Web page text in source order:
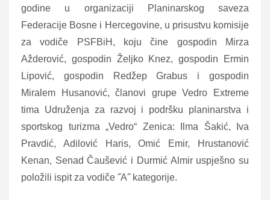
godine u organizaciji Planinarskog saveza
Federacije Bosne i Hercegovine, u prisustvu komisije
za vodiče PSFBiH, koju čine gospodin Mirza
Ažderović, gospodin Željko Knez, gospodin Ermin
Lipović, gospodin Redžep Grabus i gospodin
Miralem Husanović, članovi grupe Vedro Extreme
tima Udruženja za razvoj i podršku planinarstva i
sportskog turizma „Vedro“ Zenica: Ilma Šakić, Iva
Pravdić, Adilović Haris, Omić Emir, Hrustanović
Kenan, Senad Čaušević i Durmić Almir uspješno su
položili ispit za vodiče ˝A˝ kategorije.